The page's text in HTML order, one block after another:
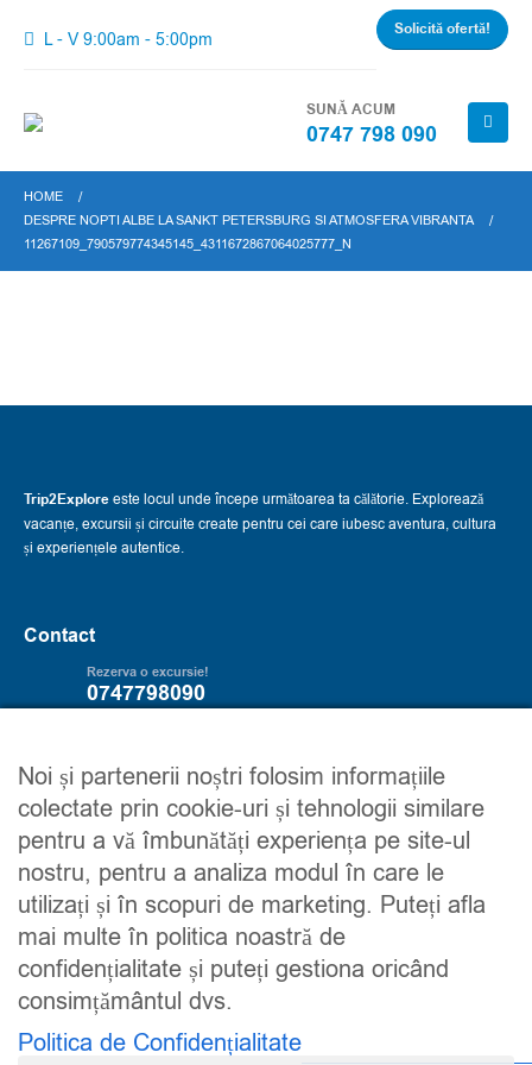
L - V 9:00am - 5:00pm Solicită ofertă!
SUNĂ ACUM
0747 798 090
HOME
DESPRE NOPTI ALBE LA SANKT PETERSBURG SI ATMOSFERA VIBRANTA
11267109_790579774345145_4311672867064025777_N
Trip2Exploreeste locul unde începe următoarea ta călătorie. Explorează
vacanțe, excursii și circuite create pentru cei care iubesc aventura, cultura
și experiențele autentice.
Contact
Rezerva o excursie!
0747798090
Servicii
Excursii
Circuite
Maroc
Trip2explore
Despre noi
Contacteaza-ne
Detalii financiare
Urmareste-ne
Noi și partenerii noștri folosim informațiile
colectate prin cookie-uri și tehnologii similare
pentru a vă îmbunătăți experiența pe site-ul
nostru, pentru a analiza modul în care le
utilizați și în scopuri de marketing. Puteți afla
mai multe în politica noastră de
confidențialitate și puteți gestiona oricând
consimțământul dvs.
Politica de Confidențialitate